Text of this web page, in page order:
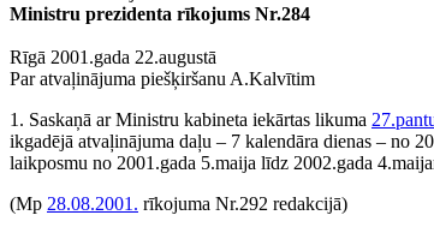
Ministru prezidenta rīkojums Nr.284
Rīgā 2001.gada 22.augustā
Par atvaļinājuma piešķiršanu A.Kalvītim
1. Saskaņā ar Ministru kabineta iekārtas likuma
ikgadējā atvaļinājuma daļu – 7 kalendāra dienas – no
laikposmu no 2001.gada 5.maija līdz 2002.gada
(Mp 28.08.2001. rīkojuma Nr.292 redakcijā)